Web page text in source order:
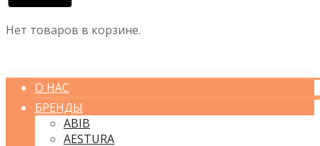
Нет товаров в корзине.
О НАС
БРЕНДЫ
ABIB
AESTURA